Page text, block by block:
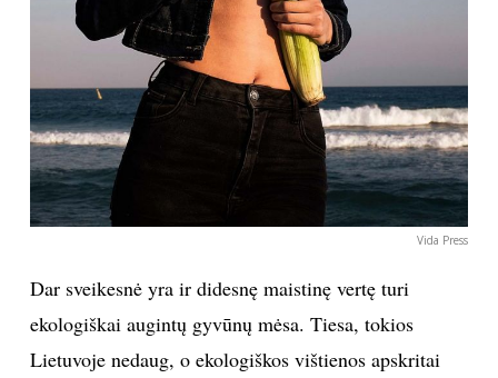
Vida Press
Dar sveikesnė yra ir didesnę maistinę vertę turi
ekologiškai augintų gyvūnų mėsa. Tiesa, tokios
Lietuvoje nedaug, o ekologiškos vištienos apskritai